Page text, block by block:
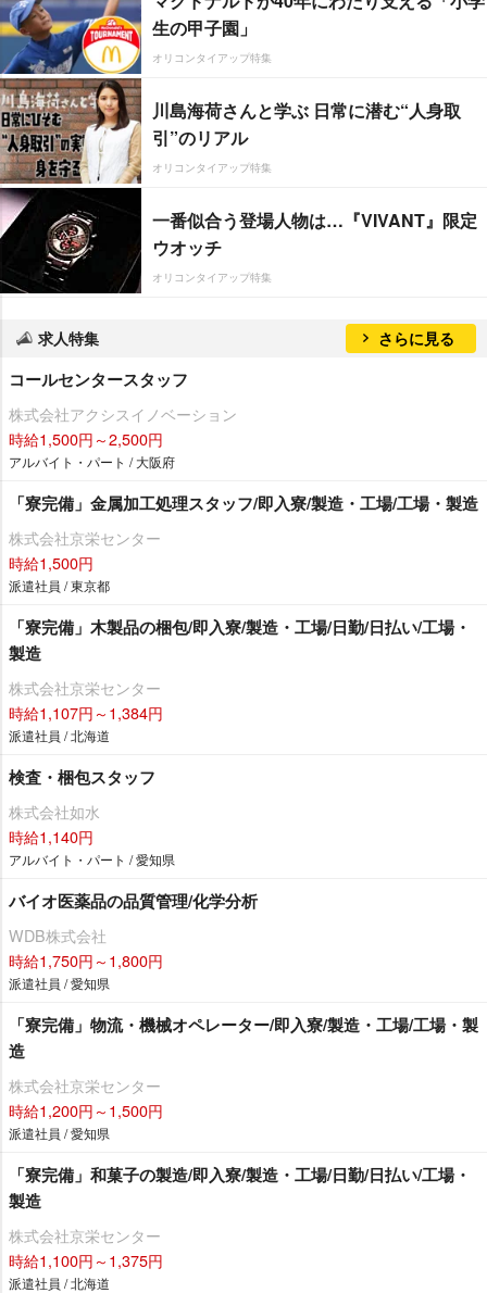
生の甲子園」
オリコンタイアップ特集
川島海荷さんと学ぶ 日常に潜む“人身取
引”のリアル
オリコンタイアップ特集
一番似合う登場人物は…『VIVANT』限定
ウオッチ
オリコンタイアップ特集
求人特集 さらに見る
コールセンタースタッフ
株式会社アクシスイノベーション
時給1,500円～2,500円
アルバイト・パート / 大阪府
「寮完備」金属加工処理スタッフ/即入寮/製造・工場/工場・製造
株式会社京栄センター
時給1,500円
派遣社員 / 東京都
「寮完備」木製品の梱包/即入寮/製造・工場/日勤/日払い/工場・
製造
株式会社京栄センター
時給1,107円～1,384円
派遣社員 / 北海道
検査・梱包スタッフ
株式会社如水
時給1,140円
アルバイト・パート / 愛知県
バイオ医薬品の品質管理/化学分析
WDB株式会社
時給1,750円～1,800円
派遣社員 / 愛知県
「寮完備」物流・機械オペレーター/即入寮/製造・工場/工場・製
造
株式会社京栄センター
時給1,200円～1,500円
派遣社員 / 愛知県
「寮完備」和菓子の製造/即入寮/製造・工場/日勤/日払い/工場・
製造
株式会社京栄センター
時給1,100円～1,375円
派遣社員 / 北海道